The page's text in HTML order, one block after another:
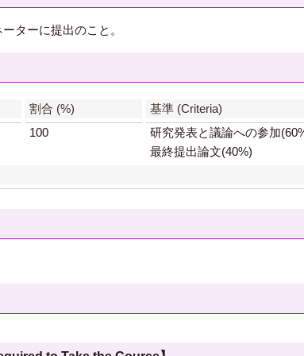
ターに提出のこと。
割合 (%)
基準 (Criteria)
100
研究発表と議論への参加
最終提出論文(40%)